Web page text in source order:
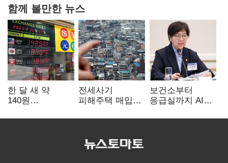
함께 볼만한 뉴스
한 달 새 약
140원
엔저'에 원화
전세사기
피해주택 매입
누적 피해자
보건소부터
응급실까지 AI
혁신 본격화